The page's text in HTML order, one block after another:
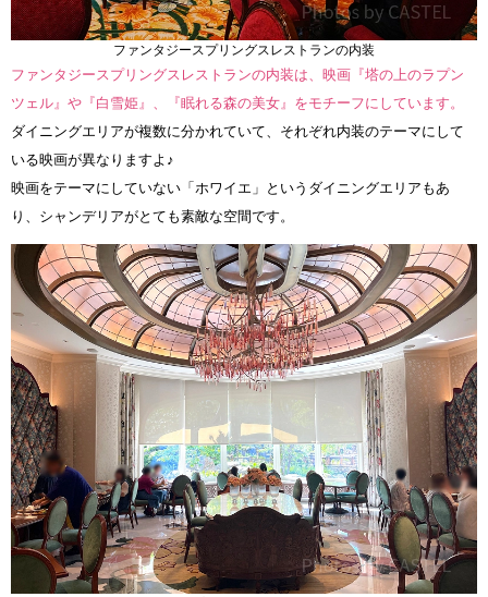
ファンタジースプリングスレストランの内装
ファンタジースプリングスレストランの内装は、映画『塔の上のラプン
ツェル』や『白雪姫』、『眠れる森の美女』をモチーフにしています。
ダイニングエリアが複数に分かれていて、それぞれ内装のテーマにして
いる映画が異なりますよ♪
映画をテーマにしていない「ホワイエ」というダイニングエリアもあ
り、シャンデリアがとても素敵な空間です。